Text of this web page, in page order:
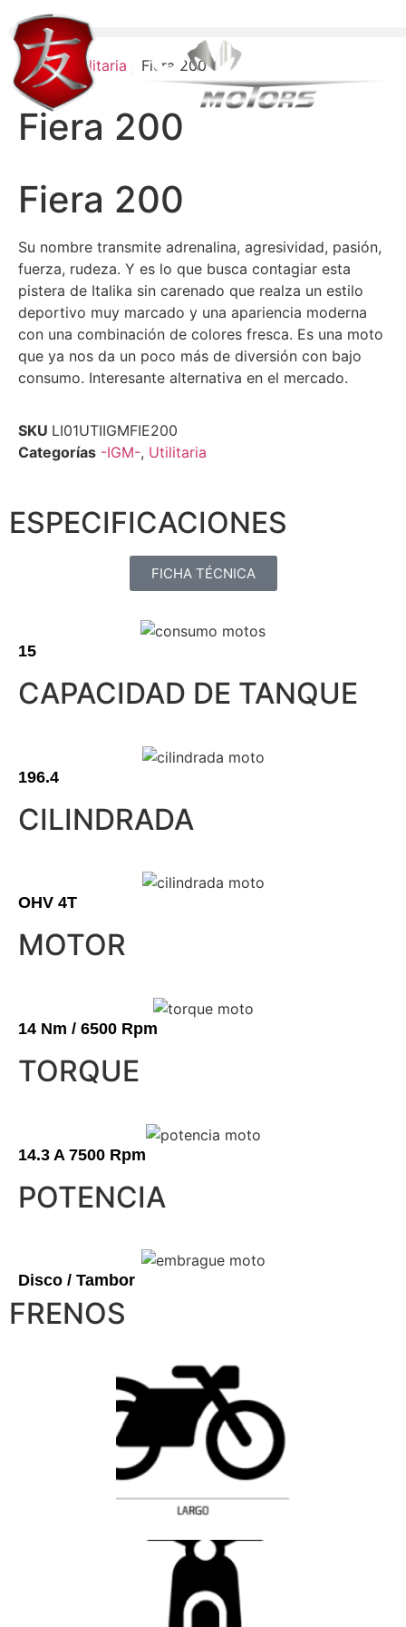
Inicio/ Utilitaria / Fiera 200
Fiera 200
Fiera 200
Su nombre transmite adrenalina, agresividad, pasión,
fuerza, rudeza. Y es lo que busca contagiar esta
pistera de Italika sin carenado que realza un estilo
deportivo muy marcado y una apariencia moderna
con una combinación de colores fresca. Es una moto
que ya nos da un poco más de diversión con bajo
consumo. Interesante alternativa en el mercado.
SKU LI01UTIIGMFIE200
Categorías -IGM-, Utilitaria
ESPECIFICACIONES
FICHA TÉCNICA
15
CAPACIDAD DE TANQUE
196.4
CILINDRADA
OHV 4T
MOTOR
14 Nm / 6500 Rpm
TORQUE
14.3 A 7500 Rpm
POTENCIA
Disco / Tambor
FRENOS